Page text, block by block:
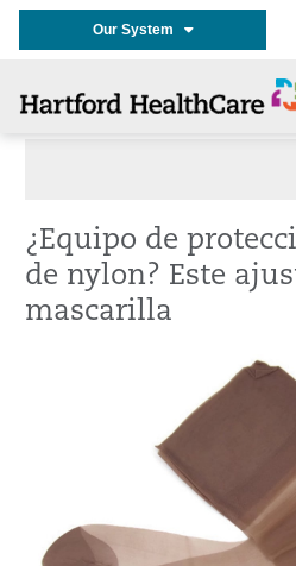
Our System
¿Equipo de
de nylon? Este
mascarilla